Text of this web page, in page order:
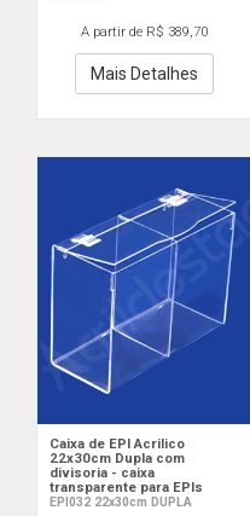
A partir de R$ 389,70
Mais Detalhes
Caixa de EPI Acrilico
22x30cm Dupla com
divisoria - caixa
transparente para EPIs
EPI032 22x30cm DUPLA